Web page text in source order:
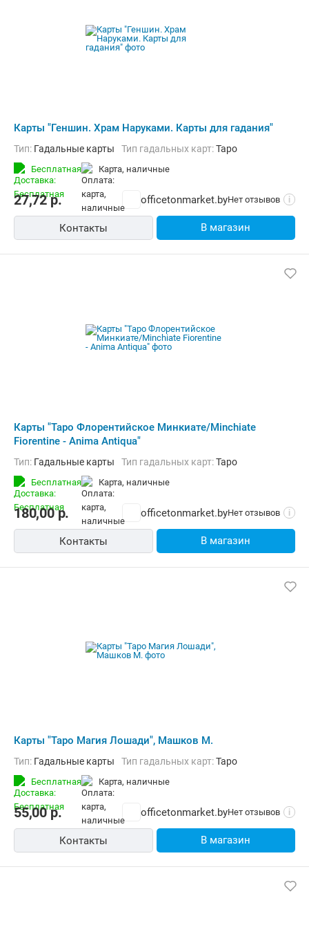
Карты "Геншин. Храм Наруками. Карты для гадания"
Тип: Гадальные карты Тип гадальных карт:Таро
Бесплатная карта, наличные
27,72р. officetonmarket.byНет отзывов i
Контакты В магазин
Карты "Таро Флорентийское Минкиате/Minchiate
Fiorentine - Anima Antiqua"
Тип: Гадальные карты Тип гадальных карт:Таро
Бесплатная карта, наличные
180,00р. officetonmarket.byНет отзывов i
Контакты В магазин
Карты "Таро Магия Лошади", Машков М.
Тип: Гадальные карты Тип гадальных карт:Таро
Бесплатная карта, наличные
55,00р. officetonmarket.byНет отзывов i
Контакты В магазин